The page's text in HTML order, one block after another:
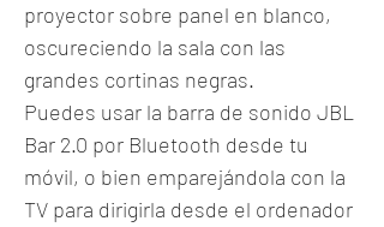
proyector sobre panel en blanco,
oscureciendo la sala con las
grandes cortinas negras.
Puedes usar la barra de sonido JBL
Bar 2.0 por Bluetooth desde tu
móvil, o bien emparejándola con la
TV para dirigirla desde el ordenador